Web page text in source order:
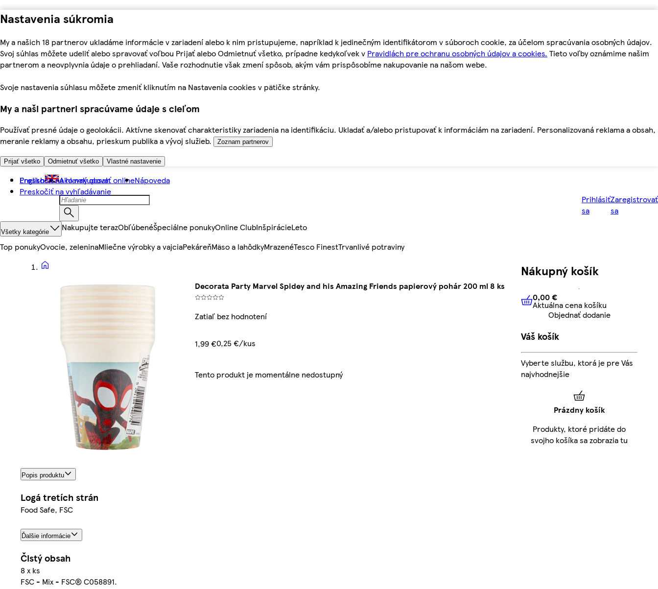
Nastavenia súkromia
My a našich 18 partnerov ukladáme informácie v zariadení alebo k nim pristupujeme, napríklad k jedinečným identifikátorom v súboroch cookie, za účelom spracúvania osobných údajov.
Svoj súhlas môžete udeliť alebo spravovať voľbou Prijať alebo Odmietnuť všetko, prípadne kedykoľvek v Pravidlách pre ochranu osobných údajov a cookies. Tieto voľby oznámime našim
partnerom a neovplyvnia údaje o prehliadaní. Vaše rozhodnutie však zmení spôsob, akým vám prispôsobíme nakupovanie na našom webe.
Svoje nastavenia súhlasu môžete zmeniť kliknutím na Nastavenia cookies v pätičke stránky.
My a naši partneri spracúvame údaje s cieľom
Používať presné údaje o geolokácii. Aktívne skenovať charakteristiky zariadenia na identifikáciu. Ukladať a/alebo pristupovať k informáciám na zariadení. Personalizovaná reklama a obsah,
meranie reklamy a obsahu, prieskum publika a vývoj služieb.
Zoznam partnerov
Prijať všetko Odmietnuť všetko Vlastné nastavenie
Preskočiť na hlavný obsah
Preskočiť na vyhľadávanie
English Ako nakupovať onlineNápoveda
Prihlásiť
sa
Zaregistrovať
sa
Všetky kategórie Nakupujte terazObľúbenéŠpeciálne ponukyOnline ClubInšpirácieLeto
Top ponukyOvocie, zeleninaMliečne výrobky a vajciaPekáreňMäso a lahôdkyMrazenéTesco FinestTrvanlivé potraviny
Decorata Party Marvel Spidey and his Amazing Friends papierový pohár 200 ml 8 ks
Zatiaľ bez hodnotení
1,99 €0,25 €/kus
Tento produkt je momentálne nedostupný
Popis produktu
Logá tretích strán
Food Safe, FSC
Ďalšie informácie
Čistý obsah
8 x ks
FSC - Mix - FSC® C058891.
Nákupný košík
0,00 € Aktuálna cena košíku
0,00 €
Aktuálna cena košíku
Objednať dodanie
Váš košík
Vyberte službu, ktorá je pre Vás
najvhodnejšie
Prázdny košík
Produkty, ktoré pridáte do
svojho košíka sa zobrazia tu